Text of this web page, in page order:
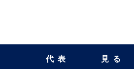
代表 見る